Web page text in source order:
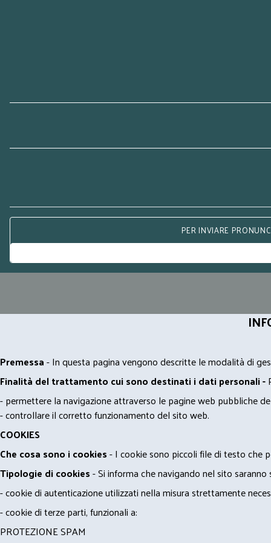
PER INVIARE
Premessa- In questa pagina vengono descritte le modalità di
Finalità del trattamento cui sono destinati i dati personali -
- permettere la navigazione attraverso le pagine web pubbliche
- controllare il corretto funzionamento del sito web.
COOKIES
Che cosa sono i cookies- I cookie sono piccoli file di testo che
Tipologie di cookies- Si informa che navigando nel sito
- cookie di autenticazione utilizzati nella misura strettamente
- cookie di terze parti, funzionali a:
PROTEZIONE SPAM